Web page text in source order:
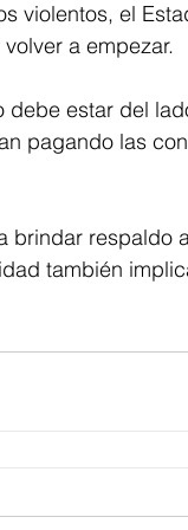
violentos, el
a empezar.
debe estar del
pagando las
brindar respaldo
también